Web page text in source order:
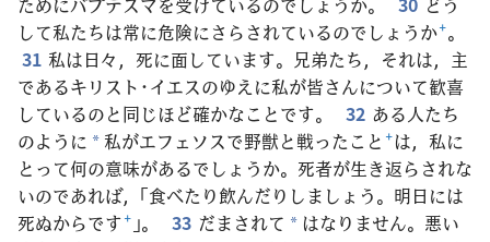
して私たちは常に危険にさらされているのでしょうか+。
31 私は日々，死に面しています。兄弟たち，それは，主
であるキリスト･イエスのゆえに私が皆さんについて歓喜
しているのと同じほど確かなことです。
32 ある人たち
のように * 私がエフェソスで野獣と戦ったこと +は，私に
とって何の意味があるでしょうか。死者が生き返らされな
いのであれば，「食べたり飲んだりしましょう。明日には
死ぬからです+ 」。 33 だまされて * はなりません。悪い